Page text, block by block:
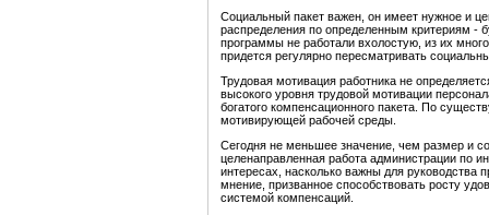
Социальный пакет важен, он имеет нужное и
распределения по определенным критериям -
программы не работали вхолостую, из их
придется регулярно пересматривать
Трудовая мотивация работника не
высокого уровня трудовой мотивации
богатого компенсационного пакета. По
мотивирующей рабочей среды.
Сегодня не меньшее значение, чем размер и
целенаправленная работа администрации по
интересах, насколько важны для
мнение, призванное способствовать росту
системой компенсаций.